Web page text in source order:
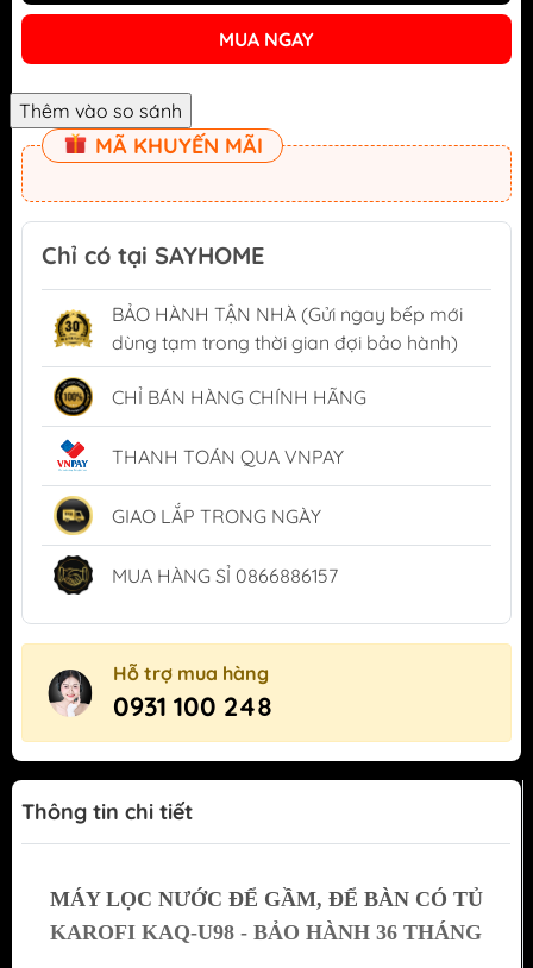
MUA NGAY
MÃ KHUYẾN MÃI
Chỉ có tại SAYHOME
BẢO HÀNH TẬN NHÀ (Gửi ngay bếp mới
dùng tạm trong thời gian đợi bảo hành)
CHỈ BÁN HÀNG CHÍNH HÃNG
THANH TOÁN QUA VNPAY
GIAO LẮP TRONG NGÀY
MUA HÀNG SỈ 0866886157
Hỗ trợ mua hàng
0931 100 248
Thông tin chi tiết
MÁY LỌC NƯỚC ĐỂ GẦM, ĐỂ BÀN CÓ TỦ
KAROFI KAQ-U98 - BẢO HÀNH 36 THÁNG